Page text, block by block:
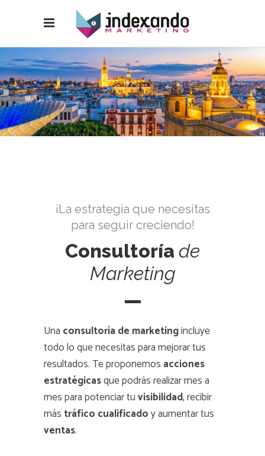
¡La estrategia que necesitas
para seguir creciendo!
Consultoría de
Marketing
Una consultoría de marketingincluye
todo lo que necesitas para mejorar tus
resultados. Te proponemos acciones
estratégicasque podrás realizar mes a
mes para potenciar tuvisibilidad, recibir
más tráfico cualificadoy aumentar tus
ventas.